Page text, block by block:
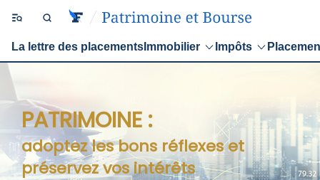
La lettre des placements Immobilier Impôts
PATRIMOINE :
adoptez les bons réflexes et
préservez vos intérêts